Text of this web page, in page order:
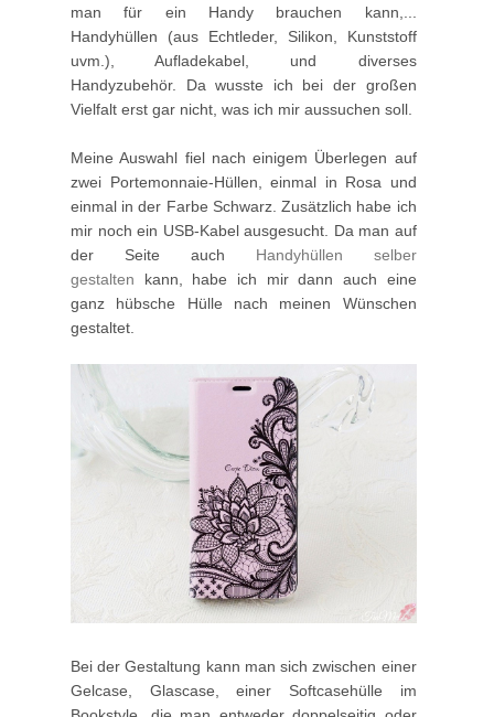
man für ein Handy brauchen kann,...
Handyhüllen (aus Echtleder, Silikon, Kunststoff
uvm.), Aufladekabel, und diverses
Handyzubehör. Da wusste ich bei der großen
Vielfalt erst gar nicht, was ich mir aussuchen soll.
Meine Auswahl fiel nach einigem Überlegen auf
zwei Portemonnaie-Hüllen, einmal in Rosa und
einmal in der Farbe Schwarz. Zusätzlich habe ich
mir noch ein USB-Kabel ausgesucht. Da man auf
der Seite auch Handyhüllen selber
gestalten kann, habe ich mir dann auch eine
ganz hübsche Hülle nach meinen Wünschen
gestaltet.
Bei der Gestaltung kann man sich zwischen einer
Gelcase, Glascase, einer Softcasehülle im